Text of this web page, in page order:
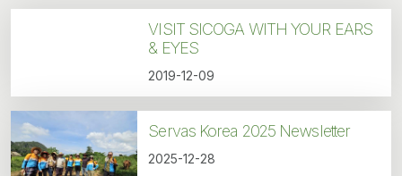
VISIT SICOGA WITH YOUR EARS
& EYES
2019-12-09
Servas Korea 2025 Newsletter
2025-12-28